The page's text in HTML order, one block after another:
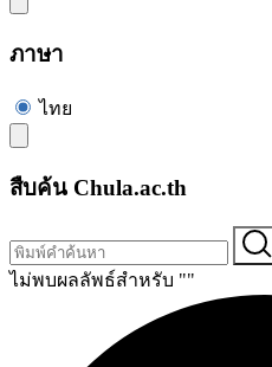
ภาษา
ไทย
สืบค้น Chula.ac.th
ไม่พบผลลัพธ์สำหรับ ""